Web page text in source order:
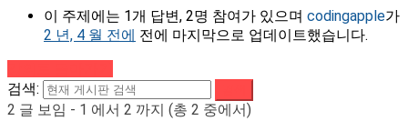
이 주제에는 1개 답변, 2명 참여가 있으며 codingapple가
2 년, 4 월 전에 전에 마지막으로 업데이트했습니다.
검색:
2 글 보임 - 1 에서 2 까지 (총 2 중에서)